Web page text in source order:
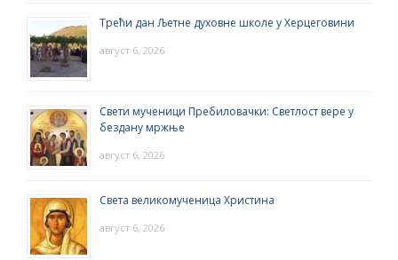
Трећи дан Љетне духовне школе у Херцеговини
август 6, 2026
Свети мученици Пребиловачки: Светлост вере у
бездану мржње
август 6, 2026
Света великомученица Христина
август 6, 2026